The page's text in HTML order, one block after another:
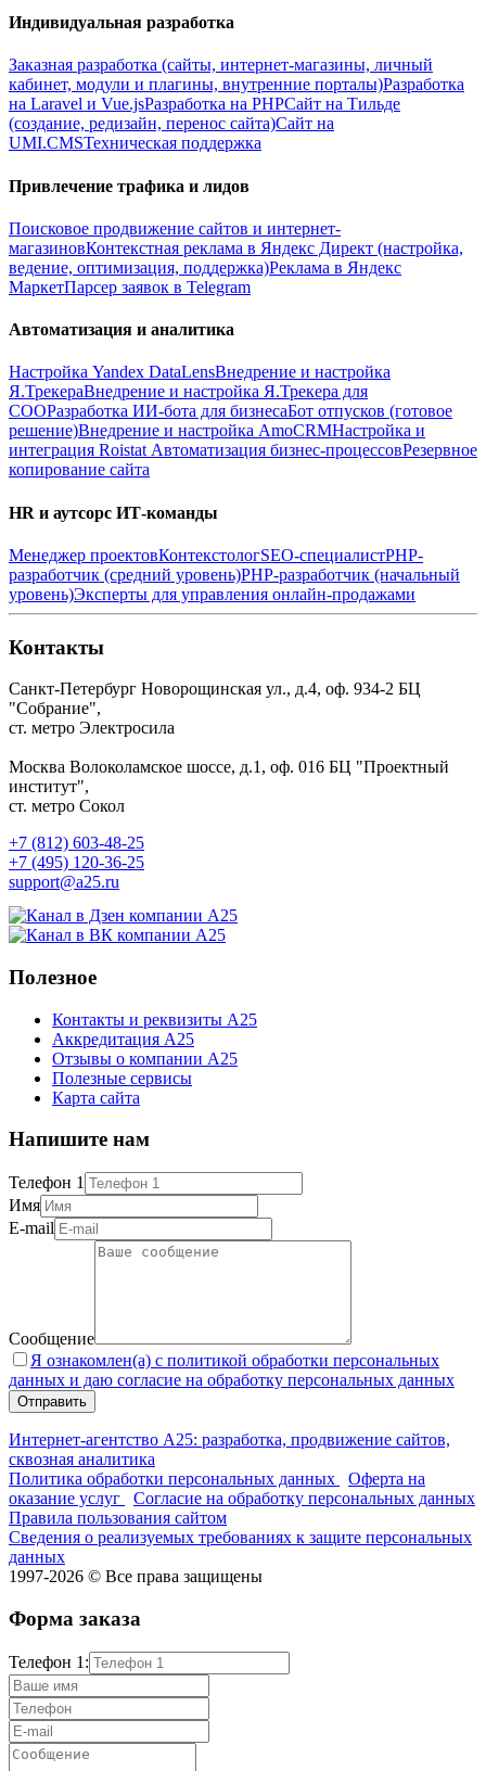
Индивидуальная разработка
Заказная разработка (сайты, интернет-магазины, личный
кабинет, модули и плагины, внутренние порталы)Разработка
на Laravel и Vue.jsРазработка на PHPСайт на Тильде
(создание, редизайн, перенос сайта)Сайт на
UMI.CMSТехническая поддержка
Привлечение трафика и лидов
Поисковое продвижение сайтов и интернет-
магазиновКонтекстная реклама в Яндекс Директ (настройка,
ведение, оптимизация, поддержка)Реклама в Яндекс
МаркетПарсер заявок в Telegram
Автоматизация и аналитика
Настройка Yandex DataLensВнедрение и настройка
Я.ТрекераВнедрение и настройка Я.Трекера для
СООРазработка ИИ-бота для бизнесаБот отпусков (готовое
решение)Внедрение и настройка AmoCRMНастройка и
интеграция Roistat Автоматизация бизнес-процессовРезервное
копирование сайта
HR и аутсорс ИТ-команды
Менеджер проектовКонтекстологSEO-специалистPHP-
разработчик (средний уровень)PHP-разработчик (начальный
уровень)Эксперты для управления онлайн-продажами
Контакты
Санкт-Петербург Новорощинская ул., д.4, оф. 934-2 БЦ
"Собрание",
ст. метро Электросила
Москва Волоколамское шоссе, д.1, оф. 016 БЦ "Проектный
институт",
ст. метро Сокол
+7 (812) 603-48-25
+7 (495) 120-36-25
support@a25.ru
Полезное
Контакты и реквизиты А25
Аккредитация А25
Отзывы о компании А25
Полезные сервисы
Карта сайта
Напишите нам
Телефон 1
Имя
E-mail
Сообщение
Я ознакомлен(а) с политикой обработки персональных
данных и даю согласие на обработку персональных данных
Интернет-агентство А25: разработка, продвижение сайтов,
сквозная аналитика
Политика обработки персональных данных
Оферта на
оказание услуг
Согласие на обработку персональных данных
Правила пользования сайтом
Сведения о реализуемых требованиях к защите персональных
данных
1997-2026 © Все права защищены
Форма заказа
Телефон 1: